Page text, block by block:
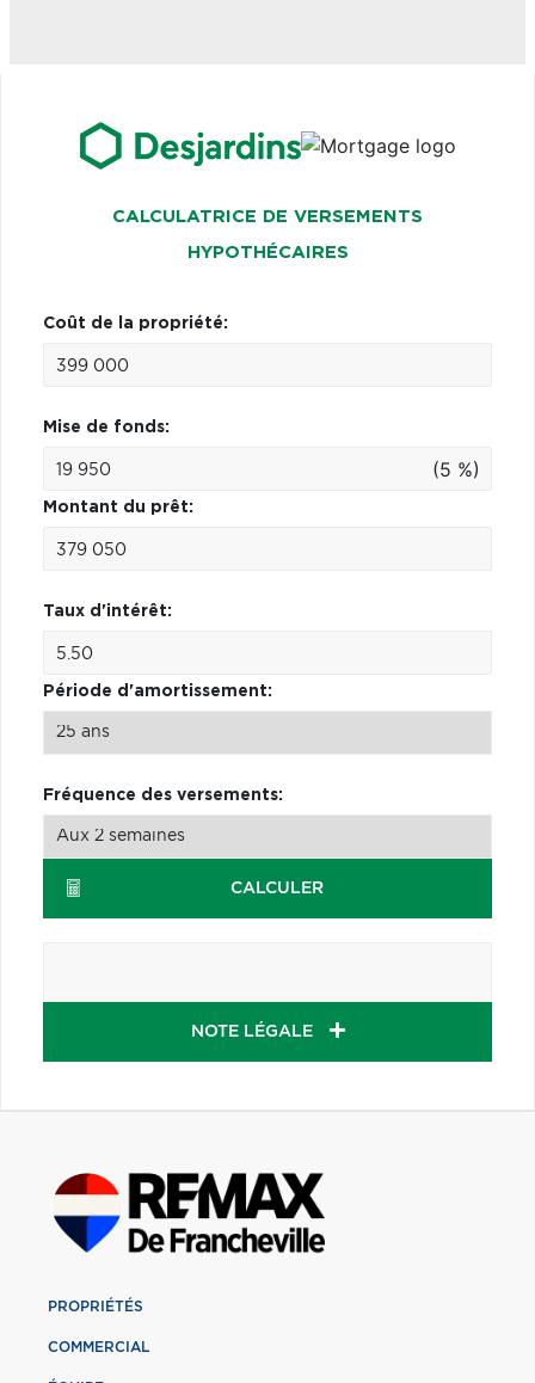
CALCULATRICE DE VERSEMENTS
HYPOTHÉCAIRES
Coût de la propriété:
Mise de fonds:
(5 %)
Montant du prêt:
Taux d'intérêt:
Période d'amortissement:
Fréquence des versements:
CALCULER
NOTE LÉGALE
PROPRIÉTÉS
COMMERCIAL